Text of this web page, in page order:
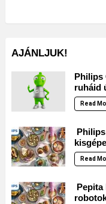
AJÁNLJUK!
Philips
ruháid
Read
Read
Pepita